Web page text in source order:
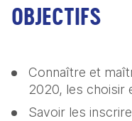
OBJECTIFS
Connaître et
2020, les choisir
Savoir les